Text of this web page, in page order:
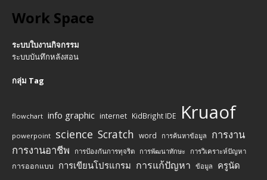
Work Space
ระบบใบงานกิจกรรม
ระบบบันทึกหลังสอน
กลุ่ม Tag
flowchart info graphic internet KidBright IDE Kruaof
powerpoint science Scratch word การค้นหาข้อมูล
การงาน
การงานอาชีพ
การป้องกันการทุจริต การพัฒนาทักษะ การวิเคราะห์ปัญหา
การออกแบบ การเขียนโปรแกรม การแก้ปัญหา ข้อมูล ครูนัด